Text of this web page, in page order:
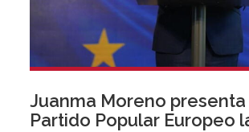
Juanma Moreno
Partido Popular Europeo